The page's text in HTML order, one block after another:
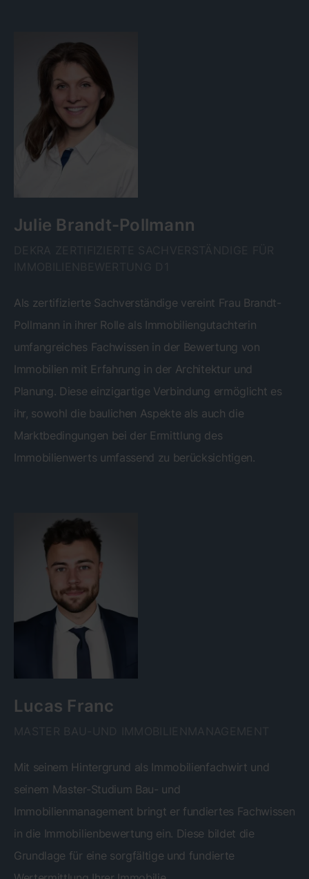
Julie Brandt-Pollmann
Als zertifizierte Sachverständige vereint Frau Brandt-
Pollmann in ihrer Rolle als Immobiliengutachterin
umfangreiches Fachwissen in der Bewertung von
Immobilien mit Erfahrung in der Architektur und
Planung. Diese einzigartige Verbindung ermöglicht es
ihr, sowohl die baulichen Aspekte als auch die
Marktbedingungen bei der Ermittlung des
Immobilienwerts umfassend zu berücksichtigen.
Lucas Franc
Mit seinem Hintergrund als Immobilienfachwirt und
seinem Master-Studium Bau- und
Immobilienmanagement bringt er fundiertes Fachwissen
in die Immobilienbewertung ein. Diese bildet die
Grundlage für eine sorgfältige und fundierte